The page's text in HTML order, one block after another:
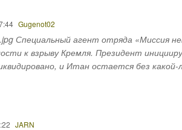
Gugenot02
Специальный агент отряда «Миссия
к взрыву Кремля. Президент
и Итан остается без какой-
JARN